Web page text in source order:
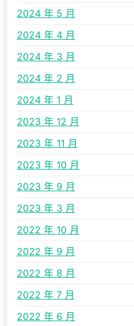
2024 年 5 月
2024 年 4 月
2024 年 3 月
2024 年 2 月
2024 年 1 月
2023 年 12 月
2023 年 11 月
2023 年 10 月
2023 年 9 月
2023 年 3 月
2022 年 10 月
2022 年 9 月
2022 年 8 月
2022 年 7 月
2022 年 6 月